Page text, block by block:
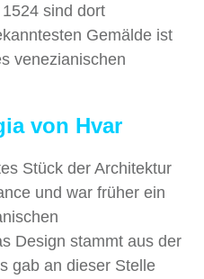
sind dort
Gemälde ist
venezianischen
von Hvar
Stück der Architektur
und war früher ein
Design stammt aus der
gab an dieser Stelle